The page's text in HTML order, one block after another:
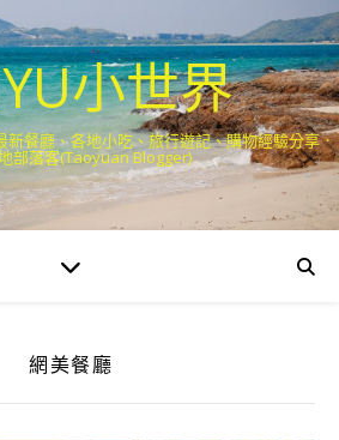
小世界
新餐廳、各地小吃、旅行遊記、購物經驗分享．
部落客(Taoyuan Blogger)
網美餐廳